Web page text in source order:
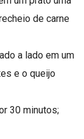
de carne
a lado em um
e o queijo
30 minutos;